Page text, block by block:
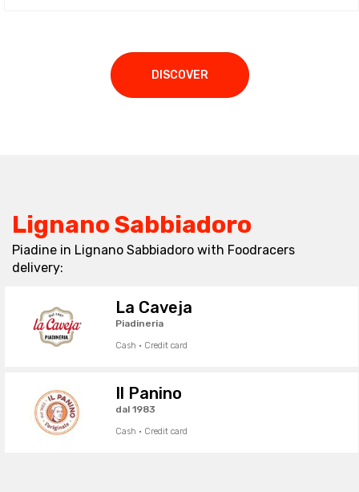
DISCOVER
Lignano Sabbiadoro
Piadine in Lignano Sabbiadoro with Foodracers
delivery:
La Caveja
Piadineria
Cash · Credit card
Il Panino
dal 1983
Cash · Credit card